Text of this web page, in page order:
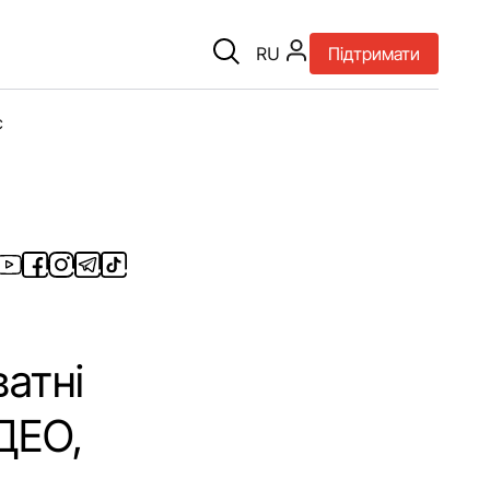
RU Підтримати